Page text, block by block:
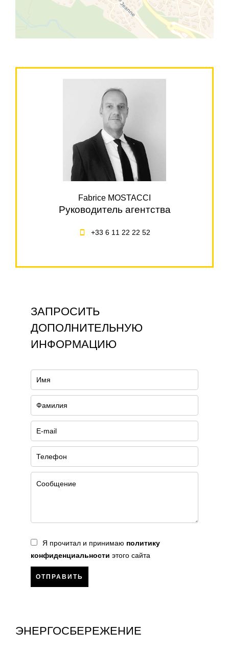
Fabrice MOSTACCI
Руководитель агентства
+33 6 11 22 22 52
ЗАПРОСИТЬ
ДОПОЛНИТЕЛЬНУЮ
ИНФОРМАЦИЮ
Я прочитал и принимаю политику
конфиденциальности этого сайта
ОТПРАВИТЬ
ЭНЕРГОСБЕРЕЖЕНИЕ